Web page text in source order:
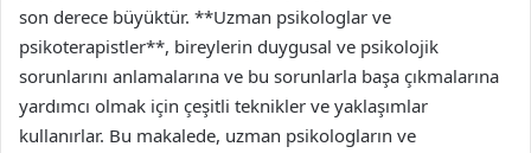
son derece büyüktür. **Uzman psikologlar ve
psikoterapistler**, bireylerin duygusal ve psikolojik
sorunlarını anlamalarına ve bu sorunlarla başa çıkmalarına
yardımcı olmak için çeşitli teknikler ve yaklaşımlar
kullanırlar. Bu makalede, uzman psikologların ve